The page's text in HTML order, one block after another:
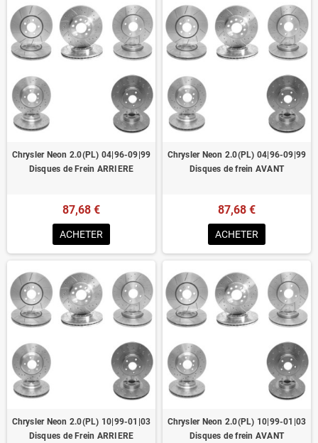
Chrysler Neon 2.0(PL) 04|96-09|99
Disques de Frein ARRIERE
87,68 €
ACHETER
Chrysler Neon 2.0(PL) 04|96-09|99
Disques de frein AVANT
87,68 €
ACHETER
Chrysler Neon 2.0(PL) 10|99-01|03
Disques de Frein ARRIERE
Chrysler Neon 2.0(PL) 10|99-01|03
Disques de frein AVANT